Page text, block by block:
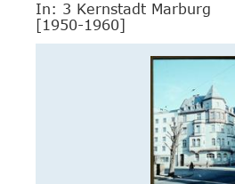
In: 3 Kernstadt Marburg
[1950-1960]